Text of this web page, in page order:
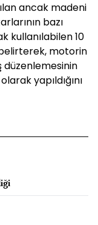
ancak madeni
bazı
kullanılabilen 10
belirterek, motorin
düzenlemesinin
yapıldığını